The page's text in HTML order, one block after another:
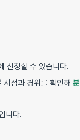
신청할 수 있습니다.
점과 경위를 확인해 분
니다.